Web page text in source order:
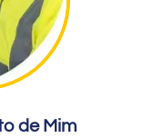
de Mim